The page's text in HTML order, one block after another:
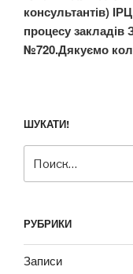
консультантів)
процесу
№720.Дякуємо
ШУКАТИ!
РУБРИКИ
Записи